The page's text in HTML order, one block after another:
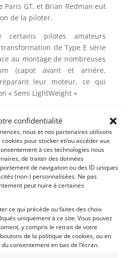
confidentialité
nous et nos partenaires utilisons
pour stocker et/ou accéder aux
à ces technologies nous
de traiter des données
de navigation ou des ID uniques
(non-) personnalisées. Ne pas
peut nuire à certaines
ce qui précède ou faites des choix
uniquement à ce site. Vous pouvez
y compris le retrait de votre
de la politique de cookies, ou en
consentement en bas de l’écran.
Paris GT, et Brian Redman eut
de la piloter.
pilotes amateurs
de Type E série
au montage de nombreuses
(capot avant et arrière,
leur moteur, ce qui
« Semi LightWeight »
au Royaume-Uni et aux États-
grâce à ces préparations
plus performantes qu’à
toujours plus de trophées.
étant le plus performant
les grandes épreuves, la
est aujourd’hui éligible
meetings et dans toutes les
Classic, 6 heures de SPA,
Ou quelle soit engagée,